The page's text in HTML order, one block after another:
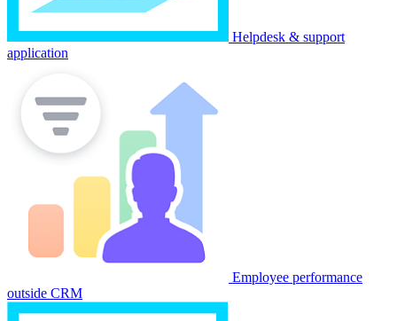
Helpdesk & support
application
Employee performance
outside CRM